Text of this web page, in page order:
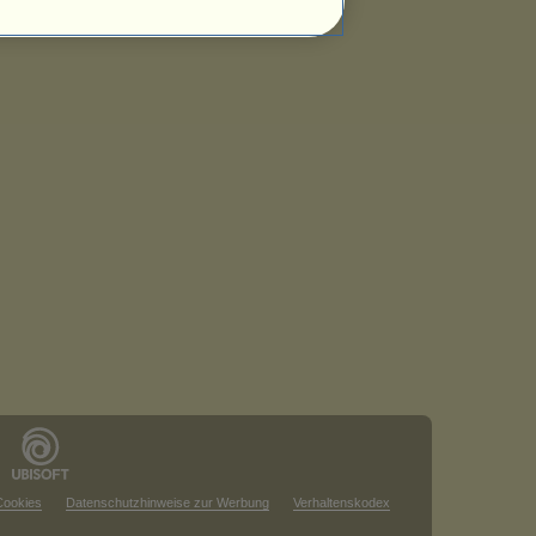
Datenschutzhinweise zur Werbung Verhaltenskodex